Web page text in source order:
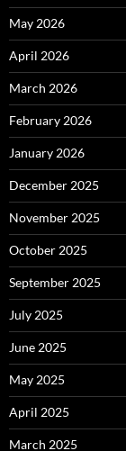
May 2026
April 2026
March 2026
February 2026
January 2026
December 2025
November 2025
October 2025
September 2025
July 2025
June 2025
May 2025
April 2025
March 2025